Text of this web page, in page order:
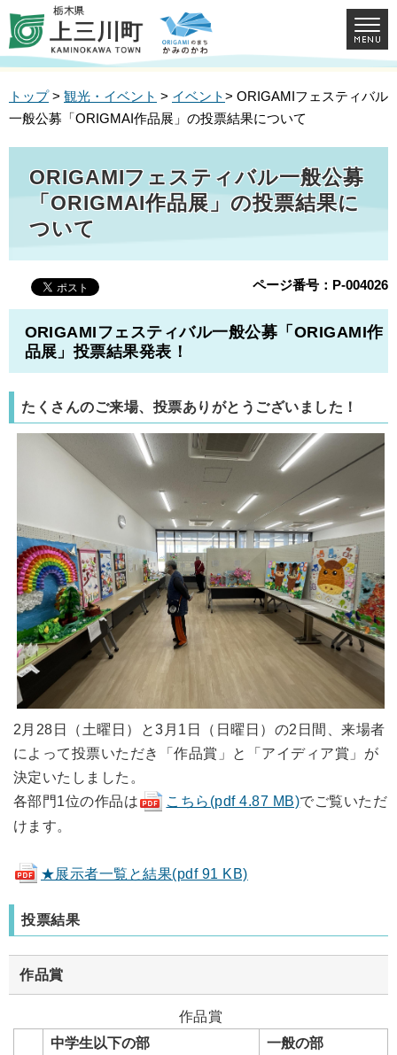
トップ> 観光・イベント > イベント> ORIGAMIフェスティバル
一般公募「ORIGMAI作品展」の投票結果について
ORIGAMIフェスティバル一般公募
「ORIGMAI作品展」の投票結果に
ついて
ページ番号：P-004026
ORIGAMIフェスティバル一般公募「ORIGAMI作
品展」投票結果発表！
たくさんのご来場、投票ありがとうございました！
2月28日（土曜日）と3月1日（日曜日）の2日間、来場者
によって投票いただき「作品賞」と「アイディア賞」が
決定いたしました。
各部門1位の作品は
こちら(pdf 4.87 MB)でご覧いただ
けます。
★展示者一覧と結果(pdf 91 KB)
投票結果
作品賞
作品賞
中学生以下の部 一般の部